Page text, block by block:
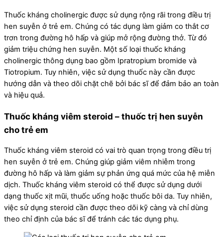
Thuốc kháng cholinergic được sử dụng rộng rãi trong điều trị
hen suyễn ở trẻ em. Chúng có tác dụng làm giảm co thắt cơ
trơn trong đường hô hấp và giúp mở rộng đường thở. Từ đó
giảm triệu chứng hen suyễn. Một số loại thuốc kháng
cholinergic thông dụng bao gồm Ipratropium bromide và
Tiotropium. Tuy nhiên, việc sử dụng thuốc này cần được
hướng dẫn và theo dõi chặt chẽ bởi bác sĩ để đảm bảo an toàn
và hiệu quả.
Thuốc kháng viêm steroid – thuốc trị hen suyễn
cho trẻ em
Thuốc kháng viêm steroid có vai trò quan trọng trong điều trị
hen suyễn ở trẻ em. Chúng giúp giảm viêm nhiễm trong
đường hô hấp và làm giảm sự phản ứng quá mức của hệ miễn
dịch. Thuốc kháng viêm steroid có thể được sử dụng dưới
dạng thuốc xịt mũi, thuốc uống hoặc thuốc bôi da. Tuy nhiên,
việc sử dụng steroid cần được theo dõi kỹ càng và chỉ dùng
theo chỉ định của bác sĩ để tránh các tác dụng phụ.